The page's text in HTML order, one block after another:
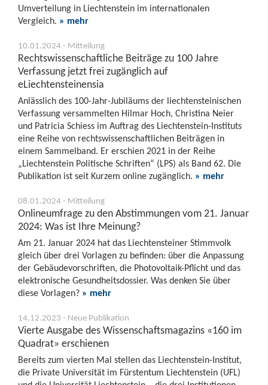
Umverteilung in Liechtenstein im internationalen
Vergleich. » mehr
10.01.2024 - Mitteilung
Rechtswissenschaftliche Beiträge zu 100 Jahre
Verfassung jetzt frei zugänglich auf
eLiechtensteinensia
Anlässlich des 100-Jahr-Jubiläums der liechtensteinischen
Verfassung versammelten Hilmar Hoch, Christina Neier
und Patricia Schiess im Auftrag des Liechtenstein-Instituts
eine Reihe von rechtswissenschaftlichen Beiträgen in
einem Sammelband. Er erschien 2021 in der Reihe
„Liechtenstein Politische Schriften“ (LPS) als Band 62. Die
Publikation ist seit Kurzem online zugänglich. » mehr
08.01.2024 - Mitteilung
Onlineumfrage zu den Abstimmungen vom 21. Januar
2024: Was ist Ihre Meinung?
Am 21. Januar 2024 hat das Liechtensteiner Stimmvolk
gleich über drei Vorlagen zu befinden: über die Anpassung
der Gebäudevorschriften, die Photovoltaik-Pflicht und das
elektronische Gesundheitsdossier. Was denken Sie über
diese Vorlagen? » mehr
14.12.2023 - Neue Publikation
Vierte Ausgabe des Wissenschaftsmagazins «160 im
Quadrat» erschienen
Bereits zum vierten Mal stellen das Liechtenstein-Institut,
die Private Universität im Fürstentum Liechtenstein (UFL)